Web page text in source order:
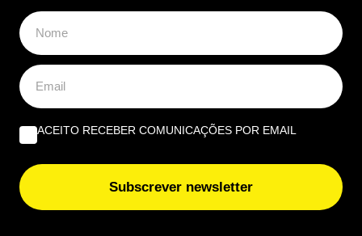
“O verdadeiro sabor da Guia”: nesta
churrasqueira algarvia da EN125 ainda
pode comer “excelente frango à Guia”
16:40 5 Agosto, 2026|João Luís
Há uma paragem na Nacional 125 onde uma das
receitas mais conhecidas de frango assado do
Algarve continuam a chamar clientes durante o
ACEITO RECEBER COMUNICAÇÕES POR EMAIL
Subscrever newsletter